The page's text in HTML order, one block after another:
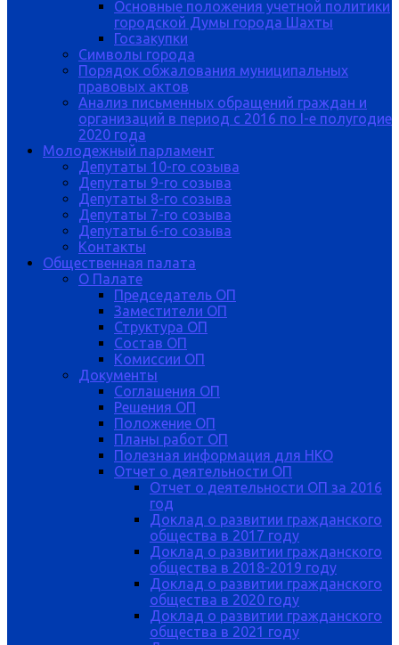
Основные положения учетной политики
городской Думы города Шахты
Госзакупки
Символы города
Порядок обжалования муниципальных
правовых актов
Анализ письменных обращений граждан и
организаций в период с 2016 по I-е полугодие
2020 года
Молодежный парламент
Депутаты 10-го созыва
Депутаты 9-го созыва
Депутаты 8-го созыва
Депутаты 7-го созыва
Депутаты 6-го созыва
Контакты
Общественная палата
О Палате
Председатель ОП
Заместители ОП
Структура ОП
Состав ОП
Комиссии ОП
Документы
Соглашения ОП
Решения ОП
Положение ОП
Планы работ ОП
Полезная информация для НКО
Отчет о деятельности ОП
Отчет о деятельности ОП за 2016
год
Доклад о развитии гражданского
общества в 2017 году
Доклад о развитии гражданского
общества в 2018-2019 году
Доклад о развитии гражданского
общества в 2020 году
Доклад о развитии гражданского
общества в 2021 году